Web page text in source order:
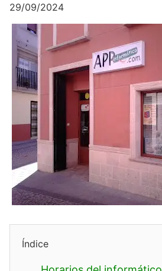
29/09/2024
Índice